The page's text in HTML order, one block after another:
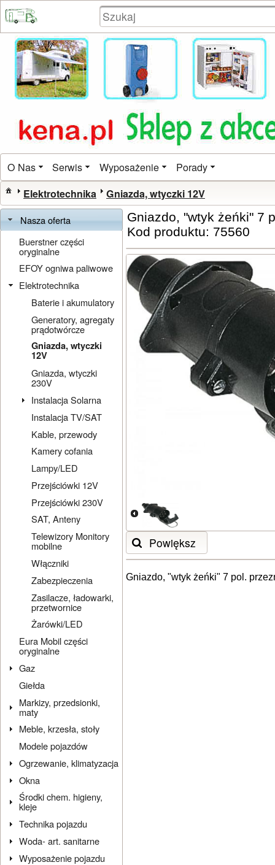
O Nas Serwis Wyposażenie Porady
Elektrotechnika Gniazda, wtyczki 12V
Nasza oferta
Buerstner części
oryginalne
EFOY ogniwa paliwowe
Elektrotechnika
Baterie i akumulatory
Generatory, agregaty
prądotwórcze
Gniazda, wtyczki
12V
Gniazda, wtyczki
230V
Instalacja Solarna
Instalacja TV/SAT
Kable, przewody
Kamery cofania
Lampy/LED
Przejściówki 12V
Przejściówki 230V
SAT, Anteny
Telewizory Monitory
mobilne
Włączniki
Zabezpieczenia
Zasilacze, ładowarki,
przetwornice
Żarówki/LED
Eura Mobil części
oryginalne
Gaz
Giełda
Markizy, przedsionki,
maty
Meble, krzesła, stoły
Modele pojazdów
Ogrzewanie, klimatyzacja
Okna
Środki chem. higieny,
kleje
Technika pojazdu
Woda- art. sanitarne
Wyposażenie pojazdu
Gniazdo, "wtyk żeńki" 7
Kod produktu: 75560
Powiększ
Gniazdo, "wtyk żeńki" 7 pol.